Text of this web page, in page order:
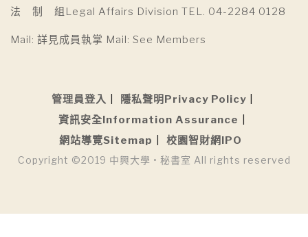
法 制 組Legal Affairs Division TEL. 04-2284 0128
Mail: 詳見成員執掌 Mail: See Members
管理員登入
隱私聲明Privacy Policy
資訊安全Information Assurance
網站導覽Sitemap
校園智財網IPO
Copyright ©2019 中興大學 • 秘書室 All rights reserved